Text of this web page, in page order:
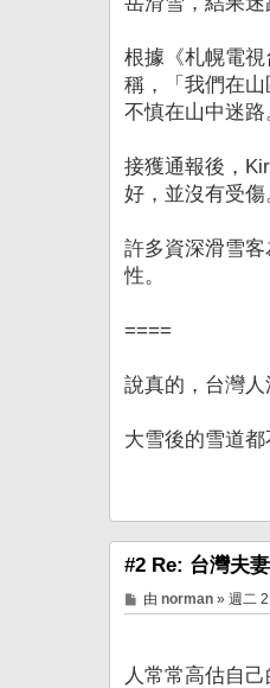
根據《札幌電
稱，「我們在
不慎在山中迷路
接獲通報後，
好，並沒有受傷
許多資深滑雪
性。
====
說真的，台灣
大雪後的雪道
#2 Re: 台灣夫
文
章
由 norman» 週二
人常常高估自